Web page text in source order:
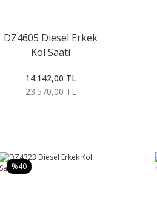
DZ4605 Diesel Erkek
Kol Saati
14.142,00 TL
23.570,00 TL
%40